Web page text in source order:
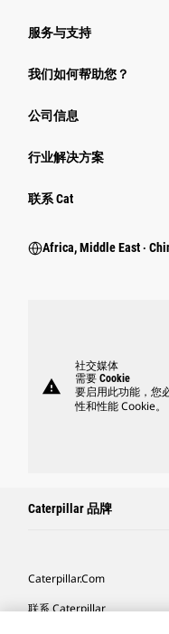
服务与支持
我们如何帮助您？
公司信息
行业解决方案
行业
联系 Cat
Africa, Middle East ‧
warning
社交媒体
需要 Cookie
要启用此功能，您
性和性能 Cookie。
Caterpillar 品牌
Caterpillar.com
联系 Caterpillar